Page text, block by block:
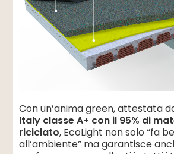
Con un’anima green, attestata
Italy classe A+ con il 95% di
riciclato, EcoLight non solo “fa
all’ambiente” ma garantisce